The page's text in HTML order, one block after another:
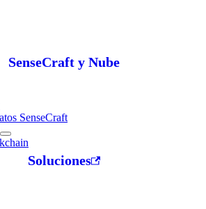
SenseCraft y Nube
SenseCraft
Soluciones